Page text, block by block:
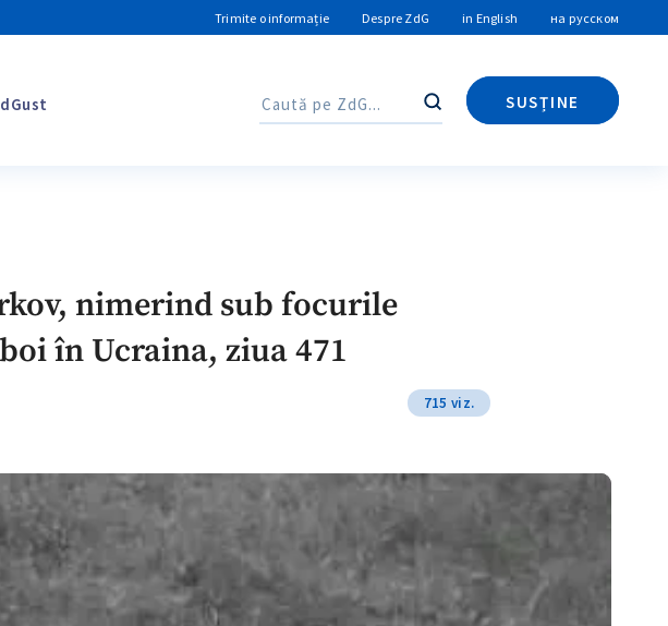
Trimite o informație Despre ZdG in English на русском
Caută
SUSȚINE
Caută
nimerind sub focurile
în Ucraina, ziua 471
715 viz.